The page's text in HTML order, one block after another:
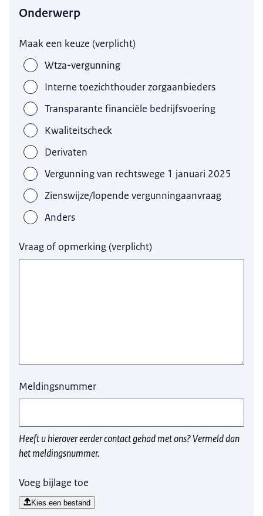
Onderwerp
Maak een keuze (verplicht)
Wtza-vergunning
Interne toezichthouder zorgaanbieders
Transparante financiële bedrijfsvoering
Kwaliteitscheck
Derivaten
Vergunning van rechtswege 1 januari 2025
Zienswijze/lopende vergunningaanvraag
Anders
Vraag of opmerking(verplicht)
Meldingsnummer
Heeft u hierover eerder contact gehad met ons? Vermeld dan
het meldingsnummer.
Voeg bijlage toe
Kies een bestand